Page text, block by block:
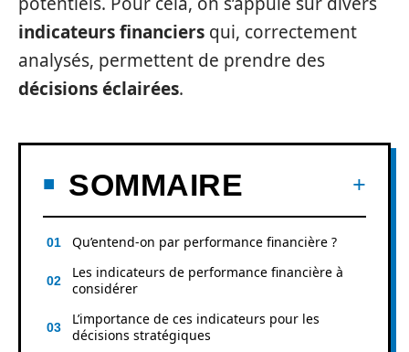
indicateurs financiers qui, correctement
analysés, permettent de prendre des
décisions éclairées.
SOMMAIRE
Qu’entend-on par performance financière ?
Les indicateurs de performance financière à
considérer
L’importance de ces indicateurs pour les
décisions stratégiques